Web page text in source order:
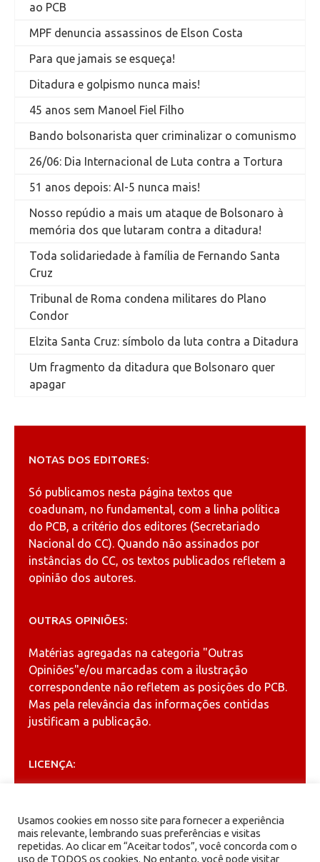
ao PCB
MPF denuncia assassinos de Elson Costa
Para que jamais se esqueça!
Ditadura e golpismo nunca mais!
45 anos sem Manoel Fiel Filho
Bando bolsonarista quer criminalizar o comunismo
26/06: Dia Internacional de Luta contra a Tortura
51 anos depois: AI-5 nunca mais!
Nosso repúdio a mais um ataque de Bolsonaro à
memória dos que lutaram contra a ditadura!
Toda solidariedade à família de Fernando Santa
Cruz
Tribunal de Roma condena militares do Plano
Condor
Elzita Santa Cruz: símbolo da luta contra a Ditadura
Um fragmento da ditadura que Bolsonaro quer
apagar
NOTAS DOS EDITORES:
Só publicamos nesta página textos que
coadunam, no fundamental, com a linha política
do PCB, a critério dos editores (Secretariado
Nacional do CC). Quando não assinados por
instâncias do CC, os textos publicados refletem a
opinião dos autores.
OUTRAS OPINIÕES:
Matérias agregadas na categoria "Outras
Opiniões"e/ou marcadas com a ilustração
correspondente não refletem as posições do PCB.
Mas pela relevância das informações contidas
justificam a publicação.
LICENÇA:
Creative Commons
ARQUIVOS
Usamos cookies em nosso site para fornecer a experiência
mais relevante, lembrando suas preferências e visitas
repetidas. Ao clicar em “Aceitar todos”, você concorda com o
uso de TODOS os cookies. No entanto, você pode visitar